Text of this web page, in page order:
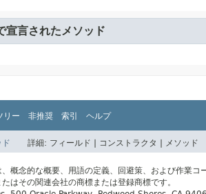
宣言されたメソッド
リー 非推奨 索引 ヘルプ
ド 詳細: フィールド | コンストラクタ | メソッド
概念的な概要、用語の定義、回避策、および作業
はその関連会社の商標または登録商標です。